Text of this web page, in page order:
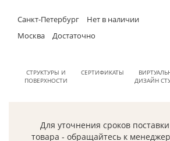
Санкт-Петербург
Нет в наличии
Москва
Достаточно
СТРУКТУРЫ И
ПОВЕРХНОСТИ
СЕРТИФИКАТЫ
ДИЗАЙН
Для уточнения сроков
товара - обращайтесь к